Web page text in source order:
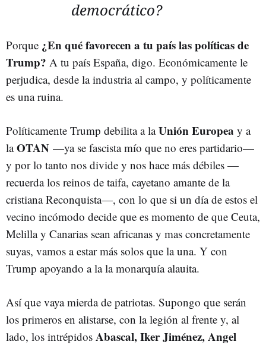
democrático?
Porque ¿En qué favorecen a tu país las políticas de
Trump? A tu país España, digo. Económicamente le
perjudica, desde la industria al campo, y políticamente
es una ruina.
Políticamente Trump debilita a laUnión Europea y a
laOTAN —ya se fascista mío que no eres partidario—
y por lo tanto nos divide y nos hace más débiles —
recuerda los reinos de taifa, cayetano amante de la
cristiana Reconquista—, con lo que si un día de estos el
vecino incómodo decide que es momento de que Ceuta,
Melilla y Canarias sean africanas y mas concretamente
suyas, vamos a estar más solos que la una. Y con
Trump apoyando a la la monarquía alauita.
Así que vaya mierda de patriotas. Supongo que serán
los primeros en alistarse, con la legión al frente y, al
lado, los intrépidos Abascal, Iker Jiménez, Angel